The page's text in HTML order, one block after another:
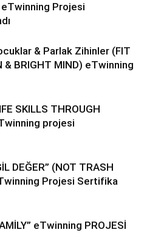
Projesi
& Parlak Zihinler (FIT
& BRIGHT MIND) eTwinning
SKILLS THROUGH
projesi
DEĞER” (NOT TRASH
Projesi Sertifika
eTwinning PROJESİ